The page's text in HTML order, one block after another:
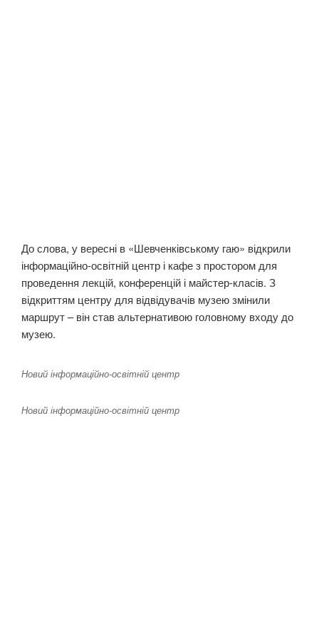
До слова, у вересні в «Шевченківському гаю» відкрили
інформаційно-освітній центр і кафе з простором для
проведення лекцій, конференцій і майстер-класів. З
відкриттям центру для відвідувачів музею змінили
маршрут – він став альтернативою головному входу до
музею.
Новий інформаційно-освітній центр
Новий інформаційно-освітній центр